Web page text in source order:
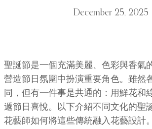
December 25, 2025
聖誕節是一個充滿美麗、色彩與香氣
營造節日氛圍中扮演重要角色。雖然
同，但有一件事是共通的：用鮮花和
遞節日喜悅。以下介紹不同文化的聖
花藝師如何將這些傳統融入花藝設計。